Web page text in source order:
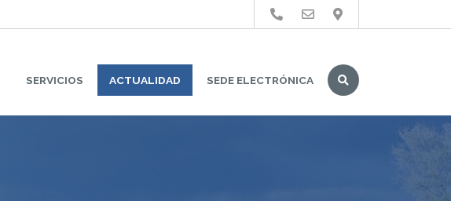
SERVICIOS ACTUALIDAD SEDE ELECTRÓNICA
Buscar